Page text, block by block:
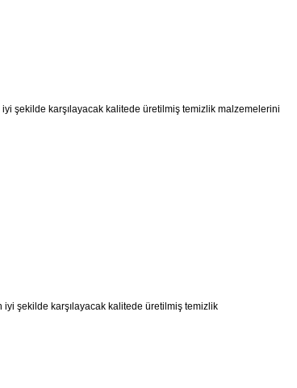
şekilde karşılayacak kalitede üretilmiş temizlik malzemelerini
şekilde karşılayacak kalitede üretilmiş temizlik